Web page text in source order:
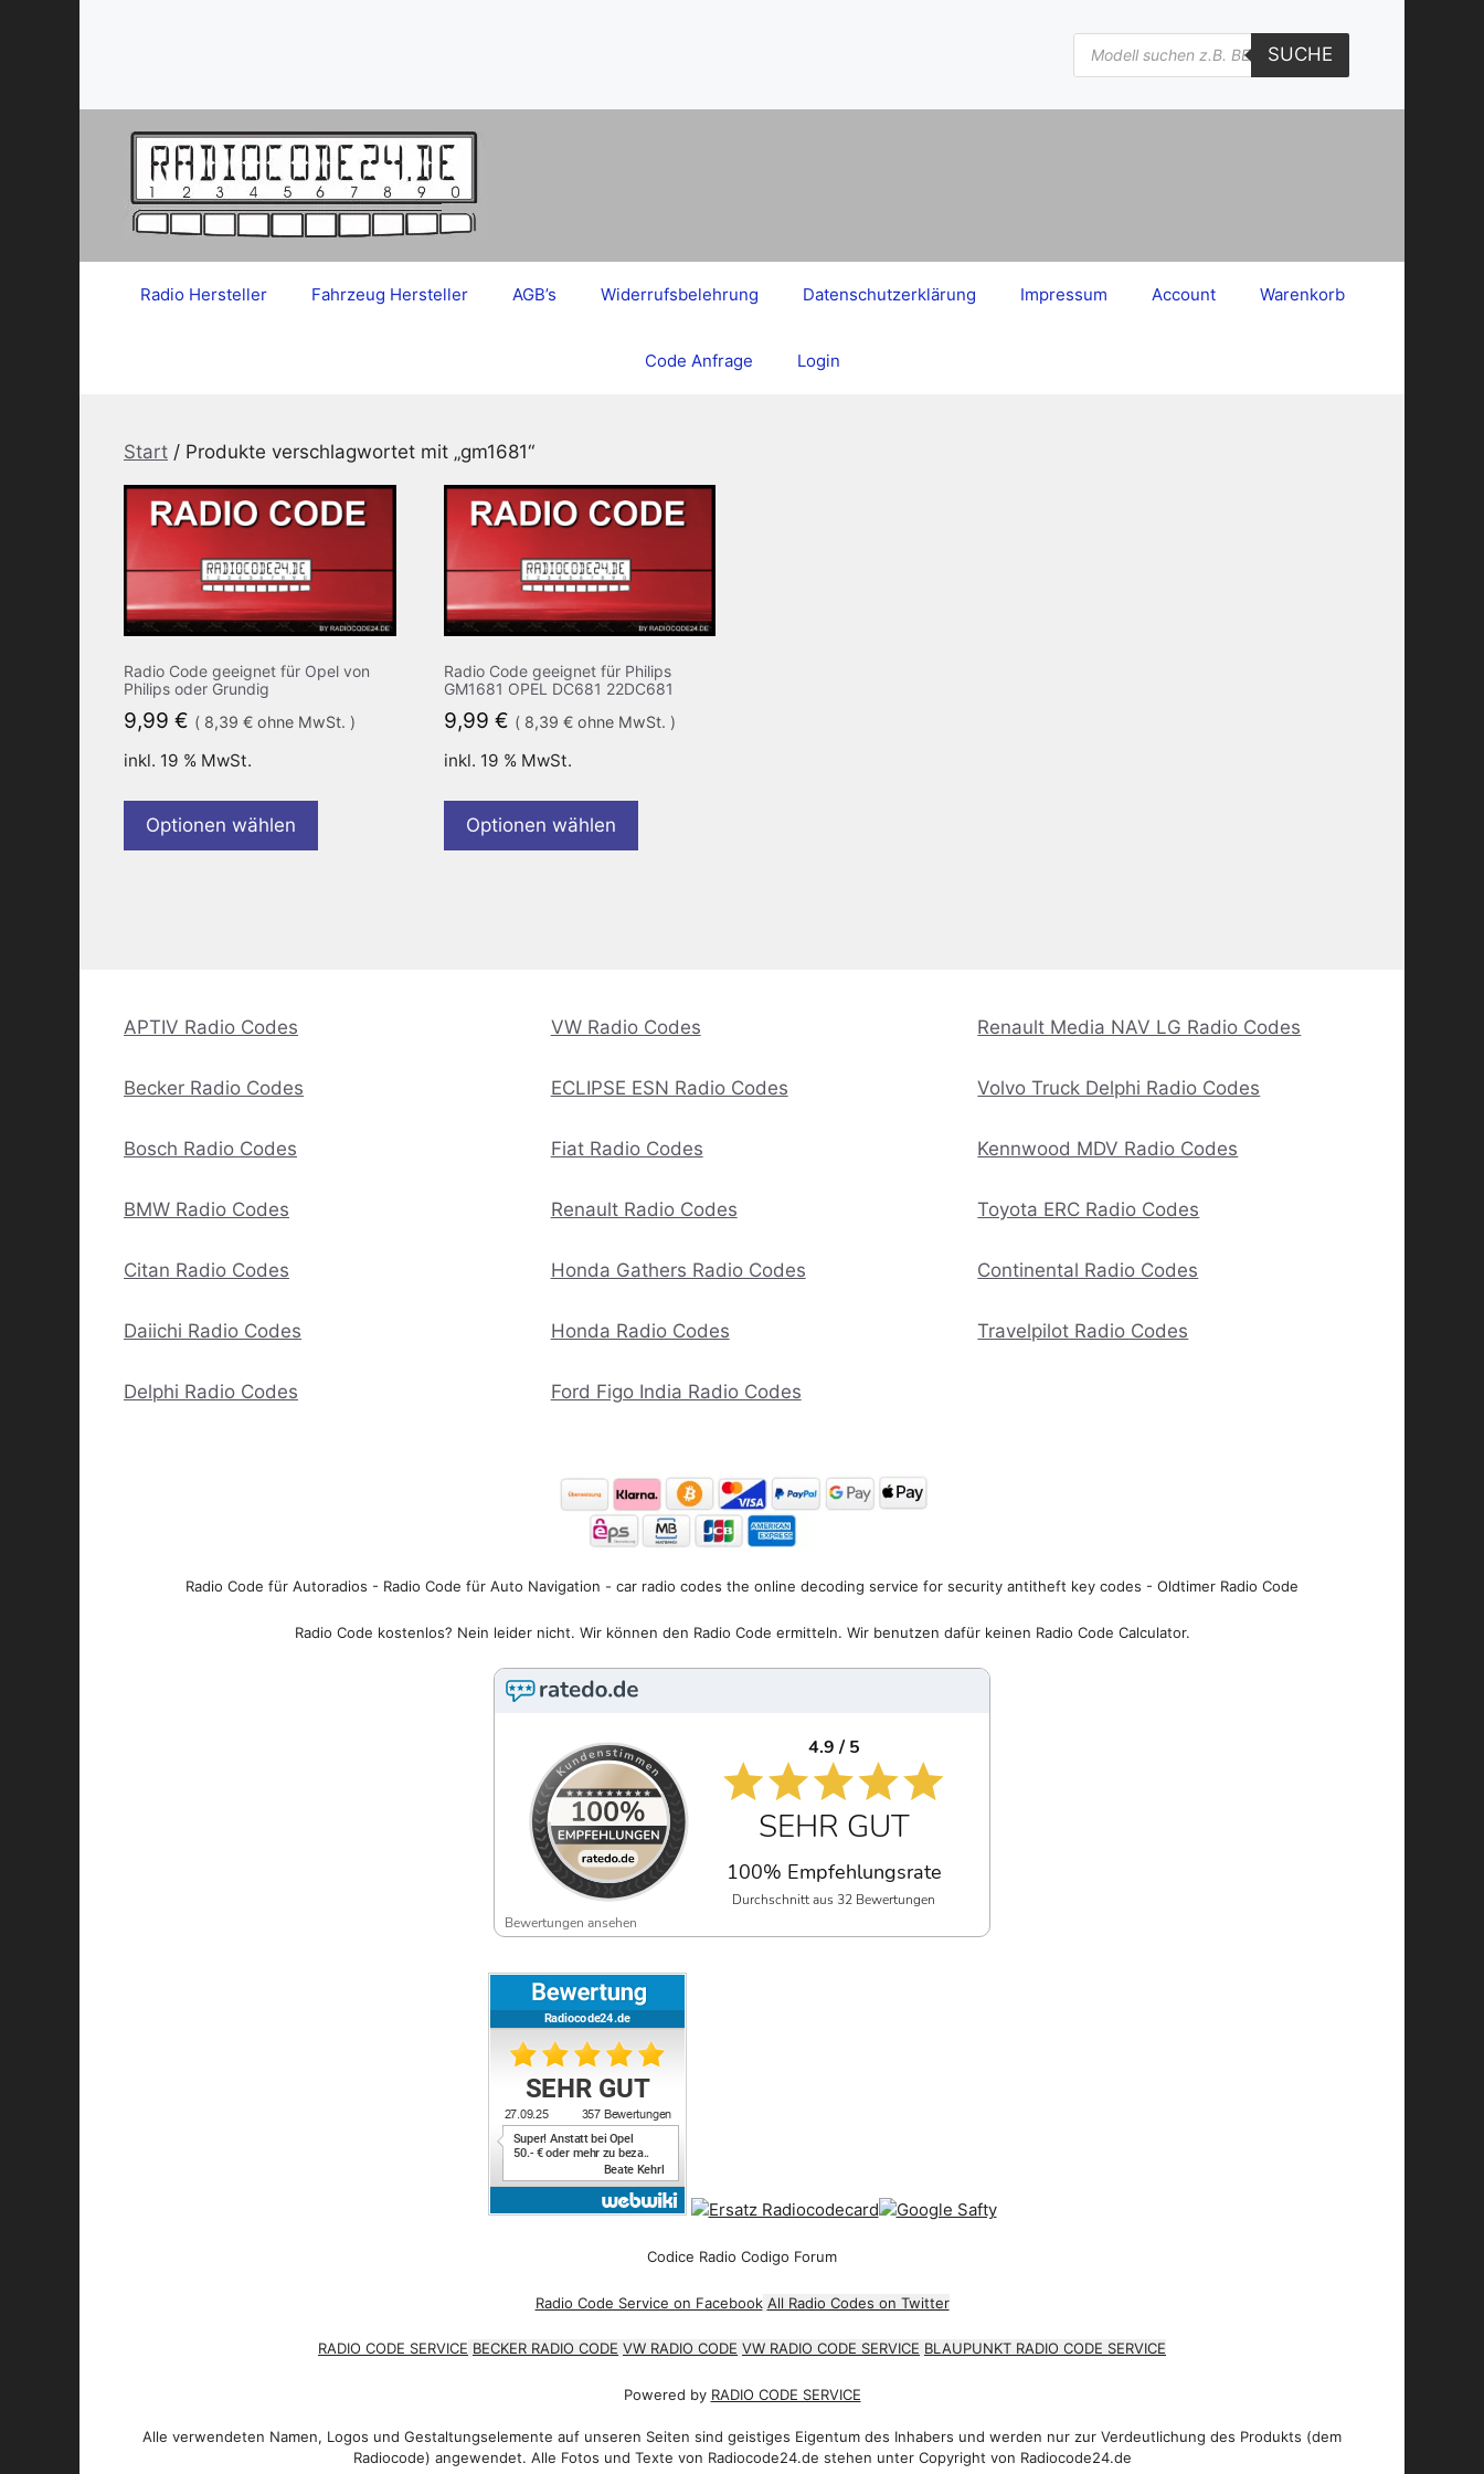
Products
search
SUCHE
Radio Hersteller Fahrzeug Hersteller AGB’s Widerrufsbelehrung Datenschutzerklärung Impressum Account Warenkorb
Code Anfrage Login
Start / Produkte verschlagwortet mit „gm1681“
Radio Code geeignet für Opel von
Philips oder Grundig
9,99 € ( 8,39 € ohne MwSt. )
inkl. 19 % MwSt.
Optionen wählen
Radio Code geeignet für Philips
GM1681 OPEL DC681 22DC681
9,99 € ( 8,39 €ohne MwSt. )
inkl. 19 % MwSt.
Optionen wählen
APTIV Radio Codes
Becker Radio Codes
Bosch Radio Codes
BMW Radio Codes
Citan Radio Codes
Daiichi Radio Codes
Delphi Radio Codes
VW Radio Codes
ECLIPSE ESN Radio Codes
Fiat Radio Codes
Renault Radio Codes
Honda Gathers Radio Codes
Honda Radio Codes
Ford Figo India Radio Codes
Renault Media NAV LG Radio Codes
Volvo Truck Delphi Radio Codes
Kennwood MDV Radio Codes
Toyota ERC Radio Codes
Continental Radio Codes
Travelpilot Radio Codes
Radio Code für Autoradios - Radio Code für Auto Navigation - car radio codes the online decoding service for security antitheft key codes - Oldtimer Radio Code
Radio Code kostenlos? Nein leider nicht. Wir können den Radio Code ermitteln. Wir benutzen dafür keinen Radio Code Calculator.
4.9 / 5
SEHR GUT
100% Empfehlungsrate
Durchschnitt aus 32 Bewertungen
Bewertungen ansehen
Codice Radio Codigo Forum
Radio Code Service on Facebook All Radio Codes on Twitter
RADIO CODE SERVICE BECKER RADIO CODE VW RADIO CODE VW RADIO CODE SERVICE BLAUPUNKT RADIO CODE SERVICE
Powered by RADIO CODE SERVICE
Alle verwendeten Namen, Logos und Gestaltungselemente auf unseren Seiten sind geistiges Eigentum des Inhabers und werden nur zur Verdeutlichung des Produkts (dem
Radiocode) angewendet. Alle Fotos und Texte von Radiocode24.de stehen unter Copyright von Radiocode24.de